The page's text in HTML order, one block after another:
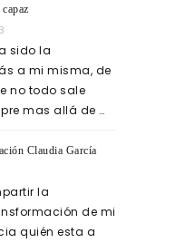
sido la
a mi misma, de
no todo sale
mas allá de …
Claudia García
la
de mi
quién esta a